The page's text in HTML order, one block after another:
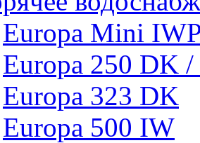
Europa Mini
Europa 250 DK
Europa 323 DK
Europa 500 IW